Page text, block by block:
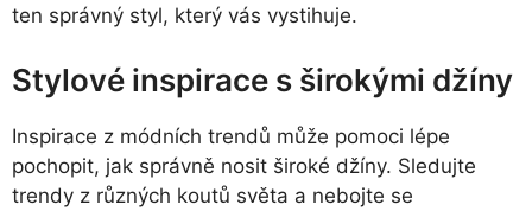
ten správný styl, který vás vystihuje.
Stylové inspirace s širokými džíny
Inspirace z módních trendů může pomoci lépe
pochopit, jak správně nosit široké džíny. Sledujte
trendy z různých koutů světa a nebojte se